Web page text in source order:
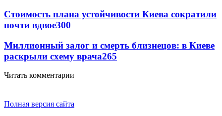
Стоимость плана устойчивости Киева сократили
почти вдвое300
Миллионный залог и смерть близнецов: в Киеве
раскрыли схему врача265
Читать комментарии
Полная версия сайта